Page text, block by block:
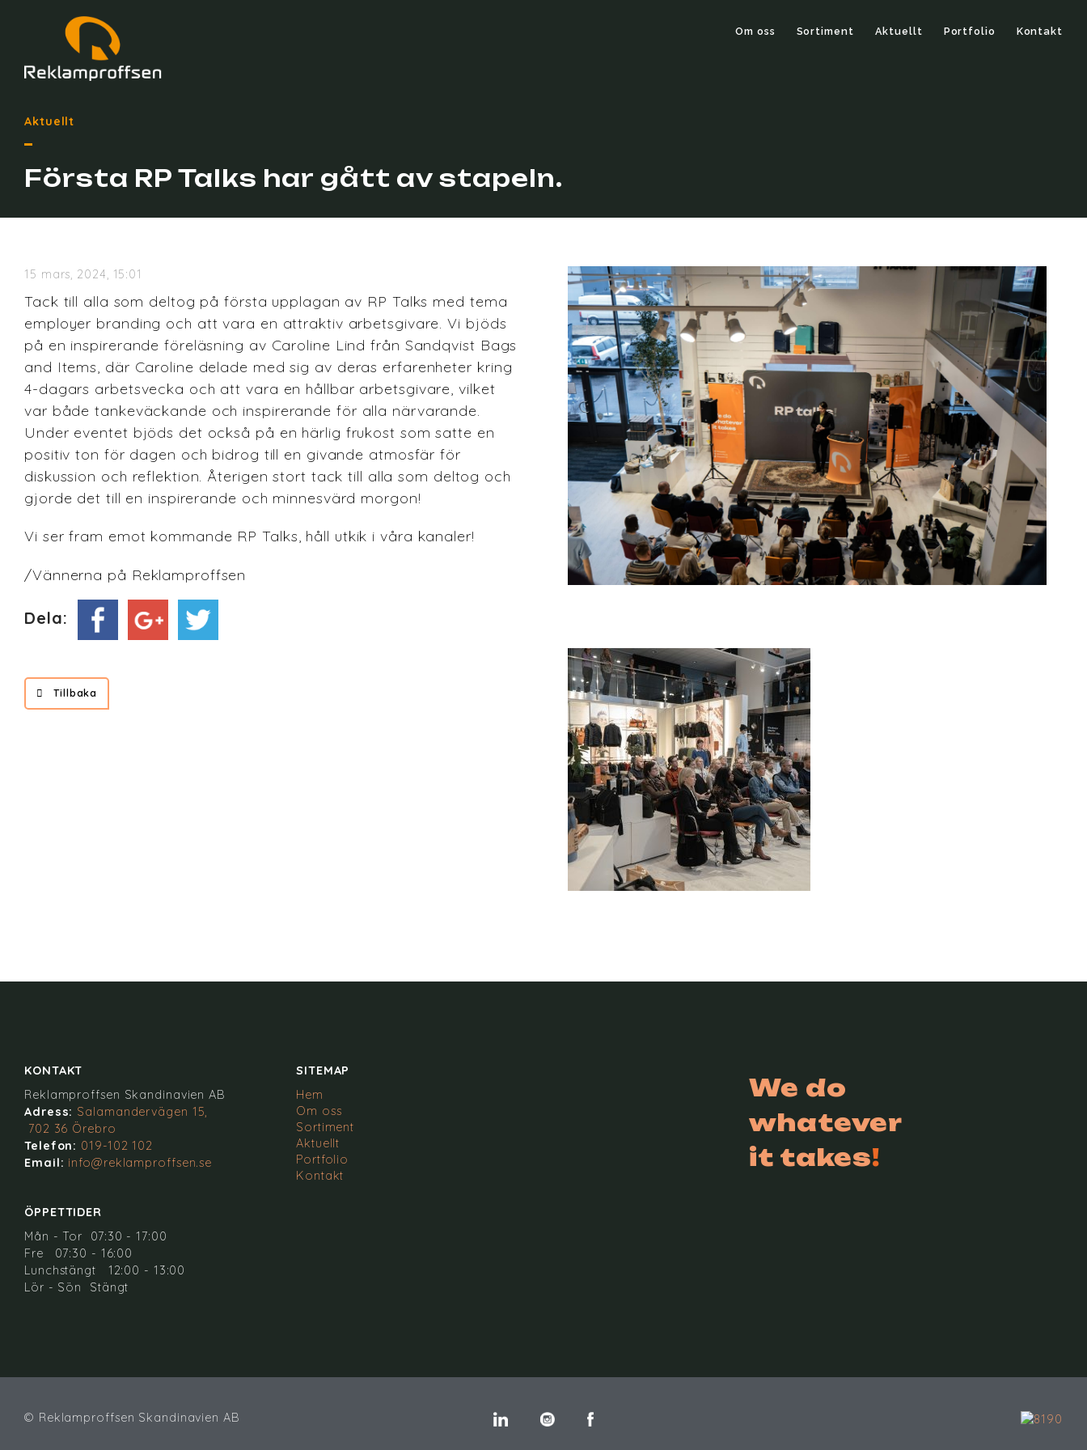
Om oss Sortiment Aktuellt Portfolio Kontakt
Aktuellt
Första RP Talks har gått av stapeln.
15 mars, 2024, 15:01
Tack till alla som deltog på första upplagan av RP Talks med tema
employer branding och att vara en attraktiv arbetsgivare. Vi bjöds
på en inspirerande föreläsning av Caroline Lind från Sandqvist Bags
and Items, där Caroline delade med sig av deras erfarenheter kring
4-dagars arbetsvecka och att vara en hållbar arbetsgivare, vilket
var både tankeväckande och inspirerande för alla närvarande.
Under eventet bjöds det också på en härlig frukost som satte en
positiv ton för dagen och bidrog till en givande atmosfär för
diskussion och reflektion. Återigen stort tack till alla som deltog och
gjorde det till en inspirerande och minnesvärd morgon!
Vi ser fram emot kommande RP Talks, håll utkik i våra kanaler!
/Vännerna på Reklamproffsen
Dela:
Tillbaka
KONTAKT
Reklamproffsen Skandinavien AB
Adress: Salamandervägen 15,
702 36 Örebro
Telefon: 019-102 102
Email: info@reklamproffsen.se
ÖPPETTIDER
Mån - Tor 07:30 - 17:00
Fre 07:30 - 16:00
Lunchstängt 12:00 - 13:00
Lör - Sön Stängt
SITEMAP
Hem
Om oss
Sortiment
Aktuellt
Portfolio
Kontakt
We do
whatever
it takes!
© Reklamproffsen Skandinavien AB